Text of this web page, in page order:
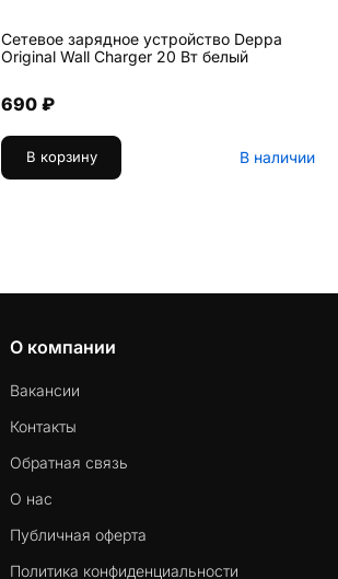
Сетевое зарядное устройство Deppa
Original Wall Charger 20 Вт белый
690 ₽
В корзину В наличии
О компании
Вакансии
Контакты
Обратная связь
О нас
Публичная оферта
Политика конфиденциальности